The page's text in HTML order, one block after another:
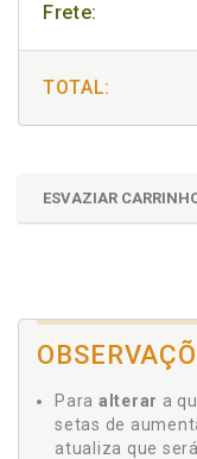
Frete:
TOTAL:
ESVAZIAR
Para alterar a
setas de
atualiza que